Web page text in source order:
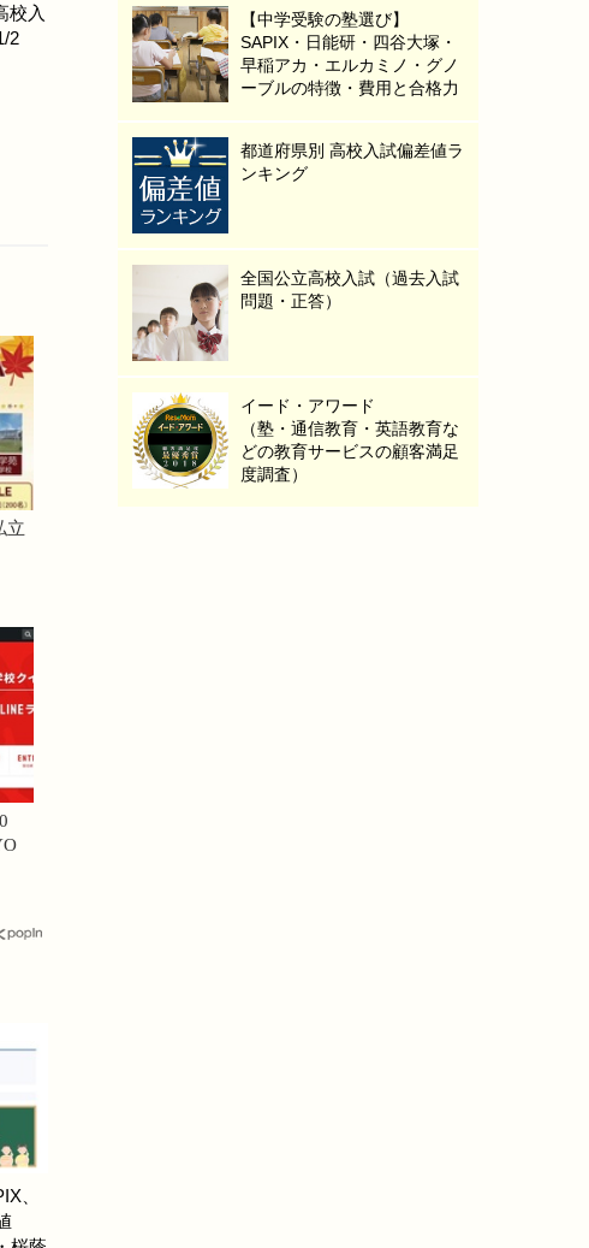
校入
2
立
、
【中学受験の塾選び】
SAPIX・日能研・四谷大塚・
早稲アカ・エルカミノ・グノ
ーブルの特徴・費用と合格力
都道府県別 高校入試偏差値ラ
ンキング
全国公立高校入試（過去入試
問題・正答）
イード・アワード
（塾・通信教育・英語教育な
どの教育サービスの顧客満足
度調査）